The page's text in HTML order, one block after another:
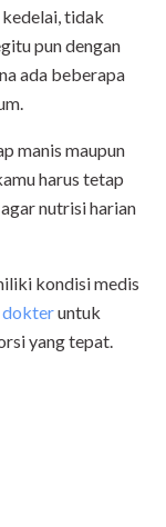
tidak
pun dengan
ada beberapa
manis maupun
harus tetap
nutrisi harian
kondisi medis
dokteruntuk
yang tepat.